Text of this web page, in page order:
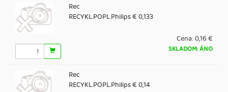
Rec
RECYKL.POPL.Philips € 0,133
Cena:0,16 €
SKLADOM: ÁNO
Rec
RECYKL.POPL.Philips € 0,14